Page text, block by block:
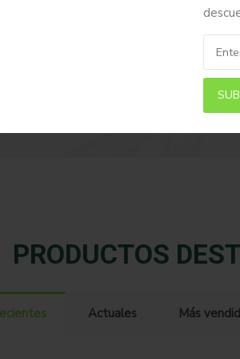
PRODUCTOS
Actuales Más